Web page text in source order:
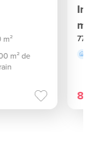
m²
m² de
m²